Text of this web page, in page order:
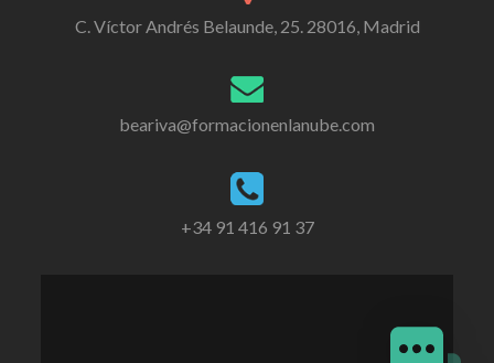
C. Víctor Andrés Belaunde, 25. 28016, Madrid
beariva@formacionenlanube.com
+34 91 416 91 37